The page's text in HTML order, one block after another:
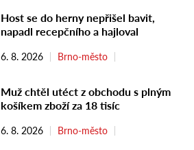
Host se do herny nepřišel bavit,
napadl recepčního a hajloval
6. 8. 2026 Brno-město
Muž chtěl utéct z obchodu s plným
košíkem zboží za 18 tisíc
6. 8. 2026 Brno-město